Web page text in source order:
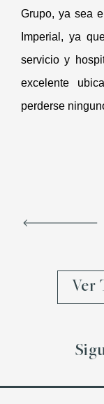
Grupo, ya sea
Imperial, ya
servicio y
excelente
perderse
Ver